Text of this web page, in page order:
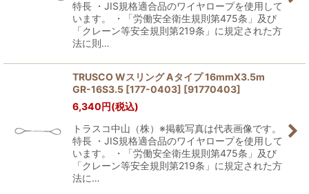
特長 ・JIS規格適合品のワイヤロープを使用して
います。 ・「労働安全衛生規則第475条」及び
「クレーン等安全規則第219条」に規定された方
法に則…
TRUSCO Wスリング Aタイプ 16mmX3.5m
GR-16S3.5 [177-0403] [91770403]
6,340円(税込)
トラスコ中山（株）※掲載写真は代表画像です。
特長 ・JIS規格適合品のワイヤロープを使用して
います。 ・「労働安全衛生規則第475条」及び
「クレーン等安全規則第219条」に規定された方
法に…